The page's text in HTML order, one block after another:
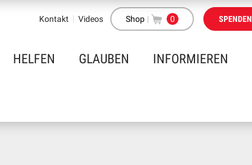
Kontakt Videos Shop | 0 SPENDEN
HELFEN GLAUBEN INFORMIEREN